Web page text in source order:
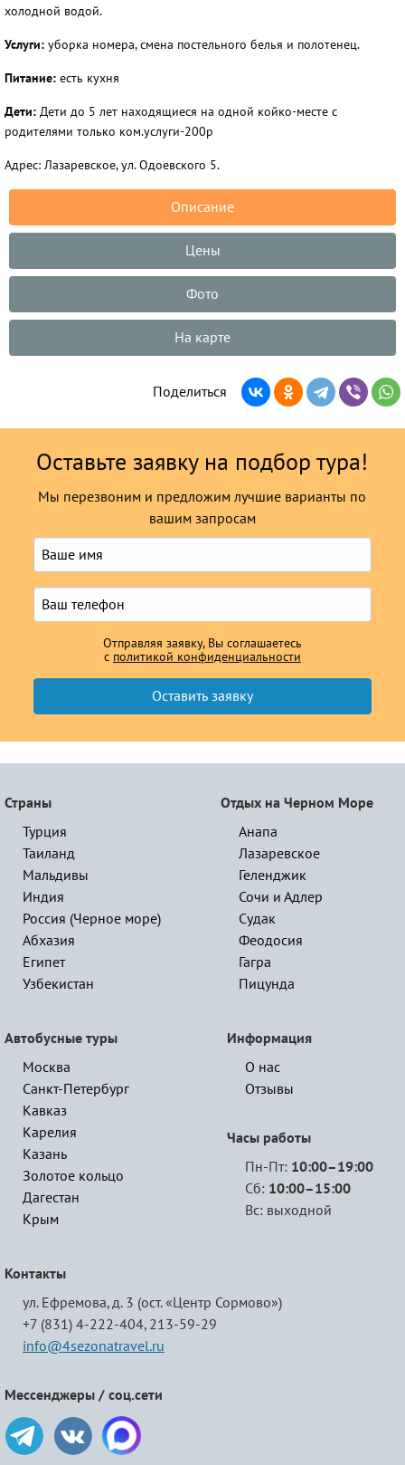
холодной водой.
Услуги: уборка номера, смена постельного белья и полотенец.
Питание: есть кухня
Дети: Дети до 5 лет находящиеся на одной койко-месте с
родителями только ком.услуги-200р
Адрес: Лазаревское, ул. Одоевского 5.
Описание
Цены
Фото
На карте
Поделиться
Оставьте заявку на подбор тура!
Мы перезвоним и предложим лучшие варианты по
вашим запросам
Отправляя заявку, Вы соглашаетесь
с политикой конфиденциальности
Страны
Турция
Таиланд
Мальдивы
Индия
Россия (Черное море)
Абхазия
Египет
Узбекистан
Отдых на Черном Море
Анапа
Лазаревское
Геленджик
Сочи и Адлер
Судак
Феодосия
Гагра
Пицунда
Автобусные туры
Москва
Санкт-Петербург
Кавказ
Карелия
Казань
Золотое кольцо
Дагестан
Крым
Информация
О нас
Отзывы
Часы работы
Пн-Пт: 10:00–19:00
Сб: 10:00–15:00
Вс: выходной
Контакты
ул. Ефремова, д. 3 (ост. «Центр Сормово»)
+7 (831) 4-222-404, 213-59-29
info@4sezonatravel.ru
Мессенджеры / соц.сети